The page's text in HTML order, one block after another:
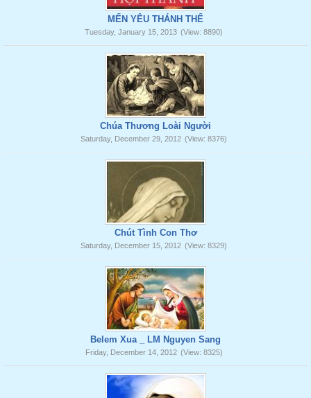
MẾN YÊU THÁNH THỂ
Tuesday, January 15, 2013 (View: 8890)
Chúa Thương Loài Người
Saturday, December 29, 2012 (View: 8376)
Chút Tình Con Thơ
Saturday, December 15, 2012 (View: 8329)
Belem Xua _ LM Nguyen Sang
Friday, December 14, 2012 (View: 8325)